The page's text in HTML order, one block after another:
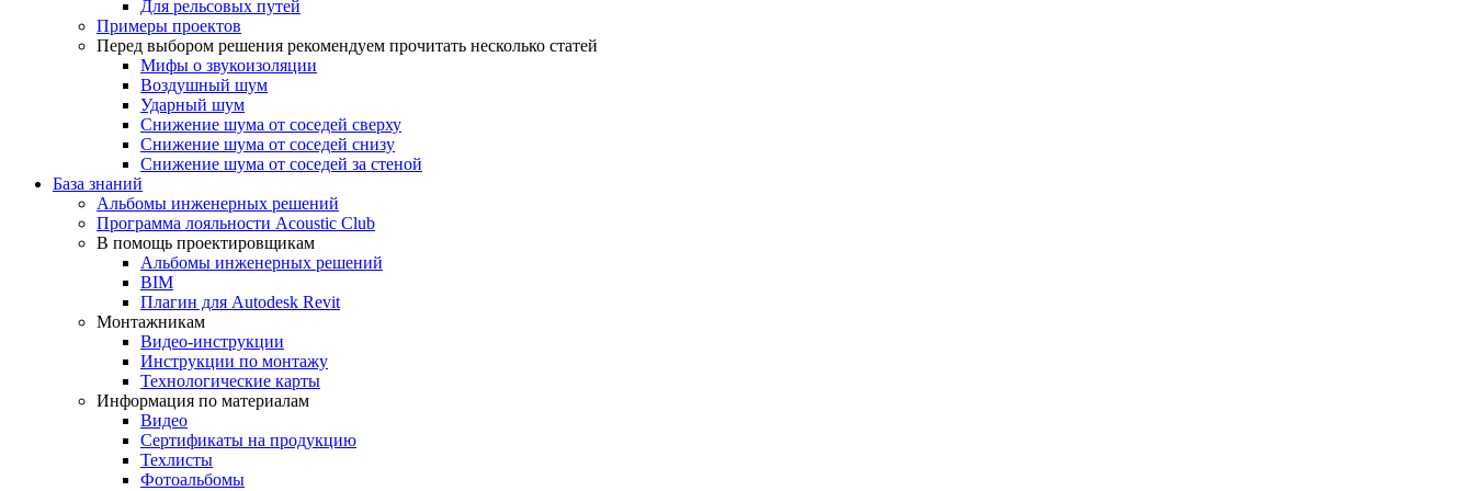
Для рельсовых путей
Примеры проектов
Перед выбором решения рекомендуем прочитать несколько статей
Мифы о звукоизоляции
Воздушный шум
Ударный шум
Снижение шума от соседей сверху
Снижение шума от соседей снизу
Снижение шума от соседей за стеной
База знаний
Альбомы инженерных решений
Программа лояльности Acoustic Club
В помощь проектировщикам
Альбомы инженерных решений
BIM
Плагин для Autodesk Revit
Монтажникам
Видео-инструкции
Инструкции по монтажу
Технологические карты
Информация по материалам
Видео
Сертификаты на продукцию
Техлисты
Фотоальбомы